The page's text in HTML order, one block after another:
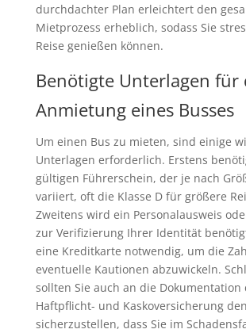
durchdachter Plan erleichtert den
Mietprozess erheblich, sodass Sie
Reise genießen können.
Benötigte Unterlagen für
Anmietung eines Busses
Um einen Bus zu mieten, sind einige
Unterlagen erforderlich. Erstens
gültigen Führerschein, der je nach
variiert, oft die Klasse D für größere
Zweitens wird ein Personalausweis
zur Verifizierung Ihrer Identität
eine Kreditkarte notwendig, um die
eventuelle Kautionen abzuwickeln.
sollten Sie auch an die Dokumentation
Haftpflicht- und Kaskoversicherung
sicherzustellen, dass Sie im